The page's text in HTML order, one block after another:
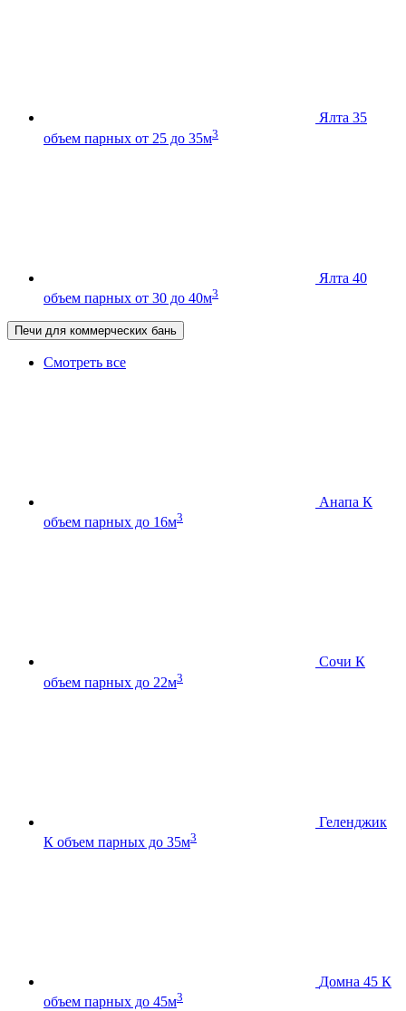
Ялта 35
объем парных от 25 до 35м3
Ялта 40
объем парных от 30 до 40м3
Печи для коммерческих бань
Смотреть все
Анапа К
объем парных до 16м3
Сочи К
объем парных до 22м3
Геленджик
К объем парных до 35м3
Домна 45 К
объем парных до 45м3